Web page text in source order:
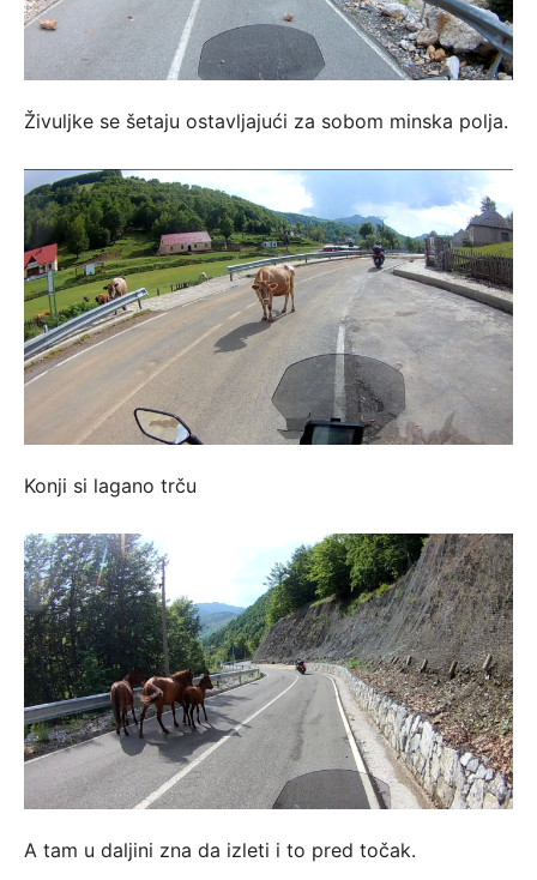
Živuljke se šetaju ostavljajući za sobom minska polja.
Konji si lagano trču
A tam u daljini zna da izleti i to pred točak.